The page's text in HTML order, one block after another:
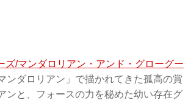
ズ/マンダロリアン・アンド・グローグー
ンダロリアン」で描かれてきた孤高の賞
ンと、フォースの力を秘めた幼い存在グ